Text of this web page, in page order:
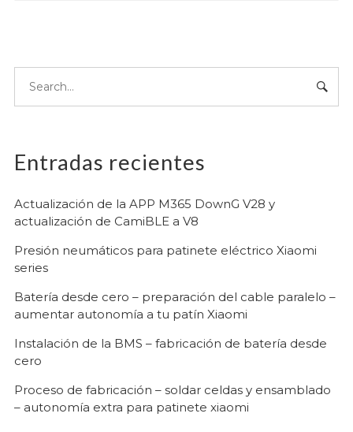
Entradas recientes
Actualización de la APP M365 DownG V28 y
actualización de CamiBLE a V8
Presión neumáticos para patinete eléctrico Xiaomi
series
Batería desde cero – preparación del cable paralelo –
aumentar autonomía a tu patín Xiaomi
Instalación de la BMS – fabricación de batería desde
cero
Proceso de fabricación – soldar celdas y ensamblado
– autonomía extra para patinete xiaomi